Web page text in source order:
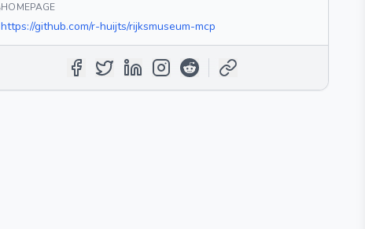
HOMEPAGE
https://github.com/r-huijts/rijksmuseum-mcp